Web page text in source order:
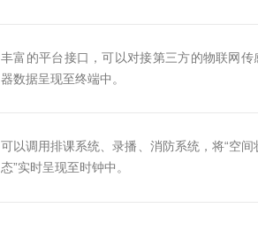
丰富的平台接口，可以对接第三方的物联网传
器数据呈现至终端中。
可以调用排课系统、录播、消防系统，将“空间
态”实时呈现至时钟中。